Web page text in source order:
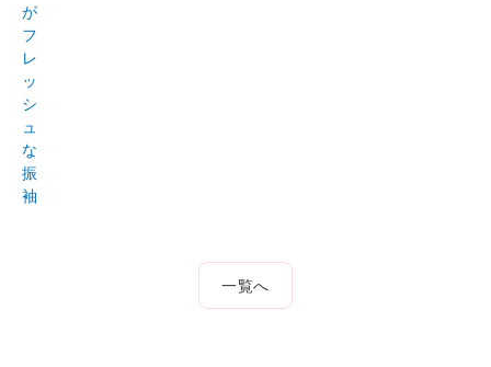
が
フ
レ
ッ
シ
ュ
な
振
袖
一覧へ